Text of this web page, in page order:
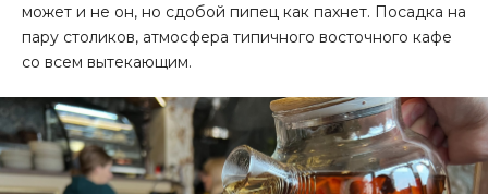
может и не он, но сдобой пипец как пахнет. Посадка на
пару столиков, атмосфера типичного восточного кафе
со всем вытекающим.